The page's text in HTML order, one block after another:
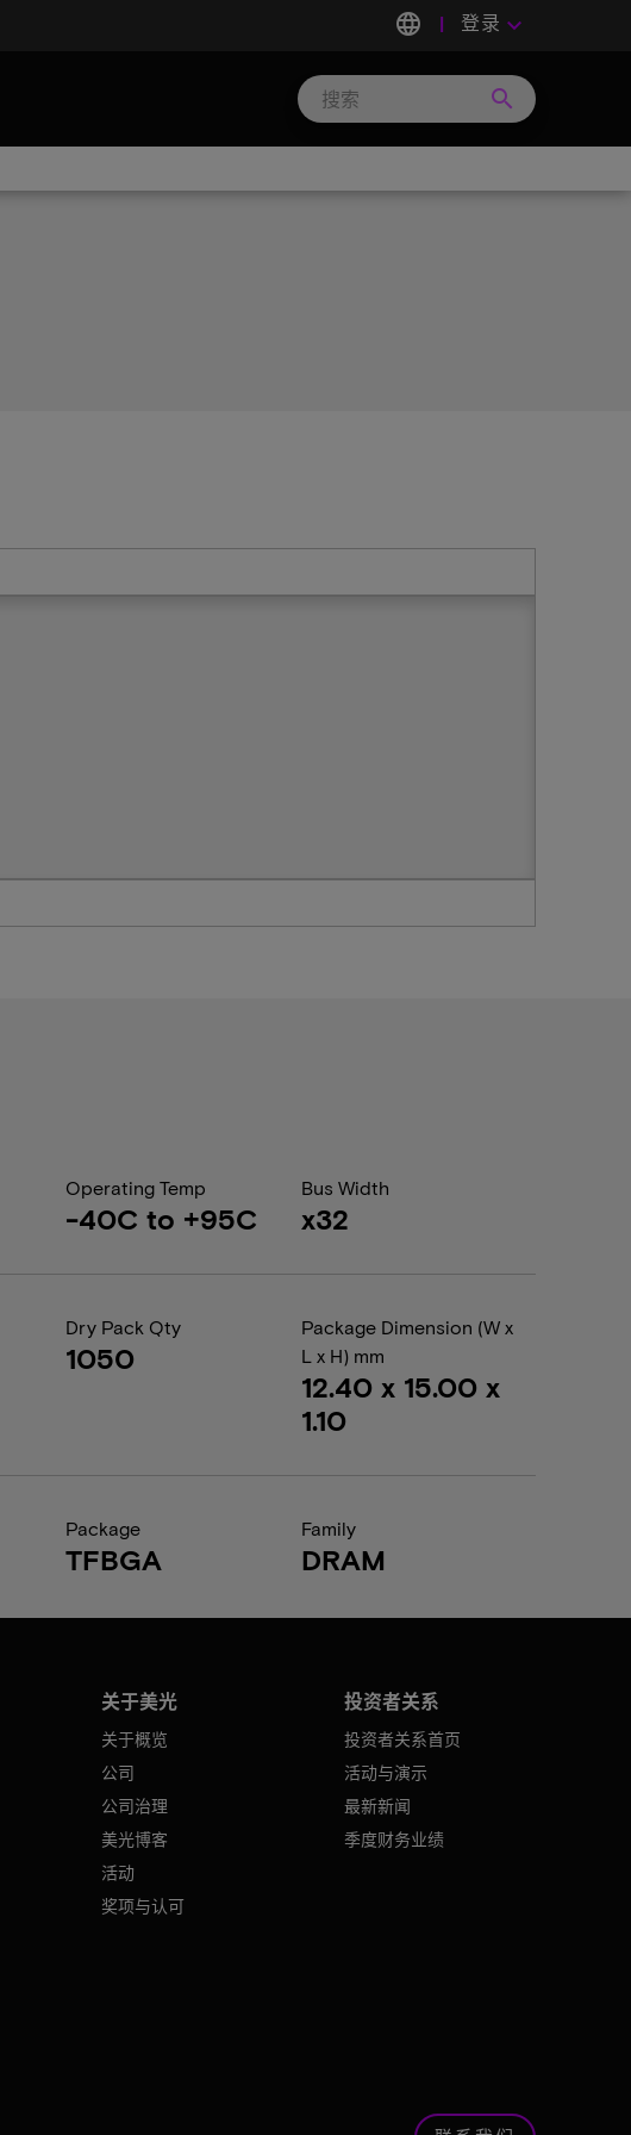
language 登录 keyboard_arrow_down
search
Operating Temp
-40C to +95C
Bus Width
x32
Dry Pack Qty
1050
Package Dimension (W x
L x H) mm
12.40 x 15.00 x
1.10
Package
TFBGA
Family
DRAM
关于美光
关于概览
公司
公司治理
美光博客
活动
奖项与认可
投资者关系
投资者关系首页
活动与演示
最新新闻
季度财务业绩